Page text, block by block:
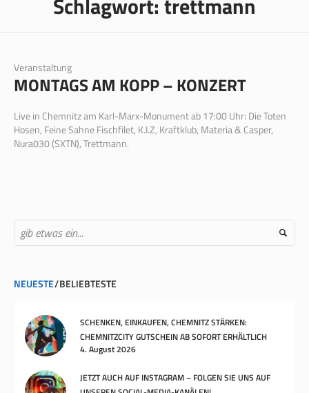
Veranstaltung
MONTAGS AM KOPP – KONZERT
Live in Chemnitz am Karl-Marx-Monument ab 17:00 Uhr: Die Toten
Hosen, Feine Sahne Fischfilet, K.I.Z, Kraftklub, Materia & Casper,
Nura030 (SXTN), Trettmann.
NEUESTE BELIEBTESTE
SCHENKEN, EINKAUFEN, CHEMNITZ STÄRKEN:
CHEMNITZCITY GUTSCHEIN AB SOFORT ERHÄLTLICH
4. August 2026
JETZT AUCH AUF INSTAGRAM – FOLGEN SIE UNS AUF